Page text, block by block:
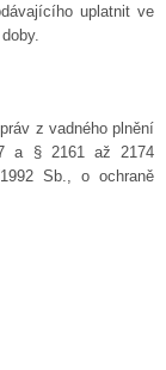
uplatnit ve
z vadného plnění
a § 2161 až 2174
Sb., o ochraně